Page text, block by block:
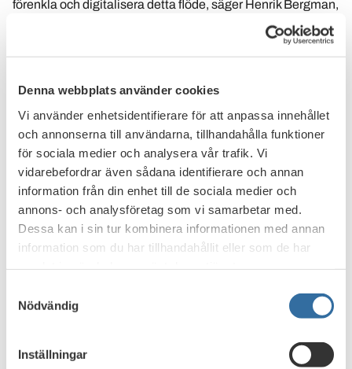
Denna webbplats använder cookies
Vi använder enhetsidentifierare för att anpassa innehållet
och annonserna till användarna, tillhandahålla funktioner
för sociala medier och analysera vår trafik. Vi
vidarebefordrar även sådana identifierare och annan
information från din enhet till de sociala medier och
annons- och analysföretag som vi samarbetar med.
Dessa kan i sin tur kombinera informationen med annan
information som du har tillhandahållit eller som de har
Nödvändig
Inställningar
förenkla och digitalisera detta flöde, säger Henrik Bergman,
biträdande avdelningschef för finansiell infrastruktur på
Bankföreningen och ansvarig för bankgemensamma
projekt.
Tambur är resultatet av ett samarbete mellan UC, åtta
bolånebanker, Svenska Bankföreningen, Mäklarsamfundet
och Fastighetsmäklarförbundet. De åtta bankerna som
ingår i Tambur är Danske Bank, Handelsbanken,
Länsförsäkringar Bank, Nordea, SBAB, SEB,
Skandiabanken och Swedbank.
Tillträdesportalen Tambur är idag tillgänglig för alla
registrerade handläggare och mäklarassistenter hos alla
mäklare och bolånebanker i Sverige.
TAMBUR